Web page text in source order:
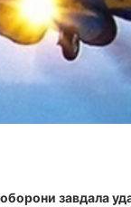
завдала